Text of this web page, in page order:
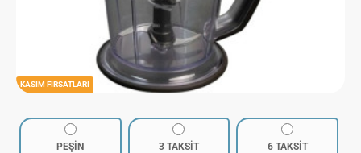
KASIM FIRSATLARI
PEŞİN 3 TAKSİT 6 TAKSİT